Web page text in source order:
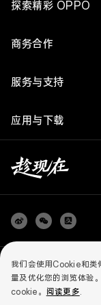
我们会使用Cookie和类
量及优化您的浏览体验
cookie。 阅读更多.
您如何评价
Reno16 系列
OPPO Pad 6
OPPO Enco X3
查看全部手机
官方授权网店
探索精彩 OPPO
关于 OPPO
欢太
新闻中心
OPPO 社区
加入我们
AI 手机白皮书
知识产权
智慧生活系列报告
安全隐私
商务合作
企业业务
廉洁举报
媒体联络
采购平台
服务与支持
联系我们
服务中心查询
用户手册
云服务
以旧换新
服务政策
个人信息保护声明
安全响应中心
应用与下载
预装应用查询
realme 升级工具
OPPO O-Log 技术文
隐私政策 儿童个人
知识产权
粤公网安
© 2004 - 2026 OPPO